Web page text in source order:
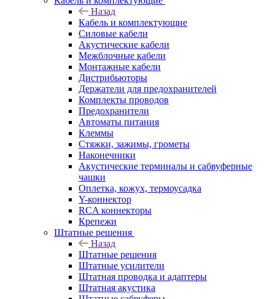
Назад
Кабель и комплектующие
Силовые кабели
Акустические кабели
Межблочные кабели
Монтажные кабели
Дистрибьюторы
Держатели для предохранителей
Комплекты проводов
Предохранители
Автоматы питания
Клеммы
Стяжки, зажимы, грометы
Наконечники
Акустические терминалы и сабвуферные
чашки
Оплетка, кожух, термоусадка
Y-коннектор
RCA коннекторы
Крепежи
Штатные решения
Назад
Штатные решения
Штатные усилители
Штатная проводка и адаптеры
Штатная акустика